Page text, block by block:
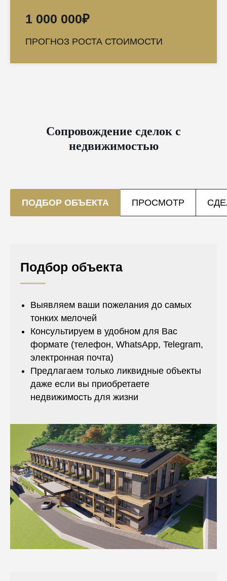
1 000 000₽
ПРОГНОЗ РОСТА СТОИМОСТИ
Сопровождение сделок с
недвижимостью
ПОДБОР ОБЪЕКТА ПРОСМОТР
Подбор объекта
Выявляем ваши пожелания до самых
тонких мелочей
Консультируем в удобном для Вас
формате (телефон, WhatsApp, Telegram,
электронная почта)
Предлагаем только ликвидные объекты
даже если вы приобретаете
недвижимость для жизни